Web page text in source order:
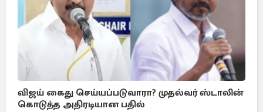
விஜய் கைது செய்யப்படுவாரா? முதல்வர் ஸ்டாலின்
கொடுத்த அதிரடியான பதில்